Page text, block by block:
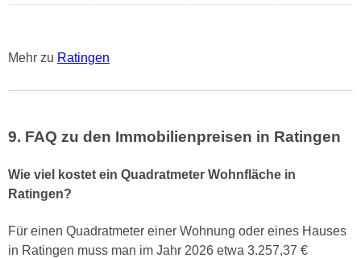
Mehr zu Ratingen
9. FAQ zu den Immobilienpreisen in Ratingen
Wie viel kostet ein Quadratmeter Wohnfläche in
Ratingen?
Für einen Quadratmeter einer Wohnung oder eines Hauses
in Ratingen muss man im Jahr 2026 etwa 3.257,37 €